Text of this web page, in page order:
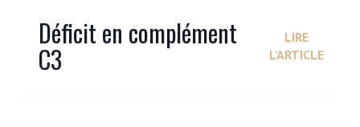
Déficit en complément
C3
LIRE
L'ARTICLE